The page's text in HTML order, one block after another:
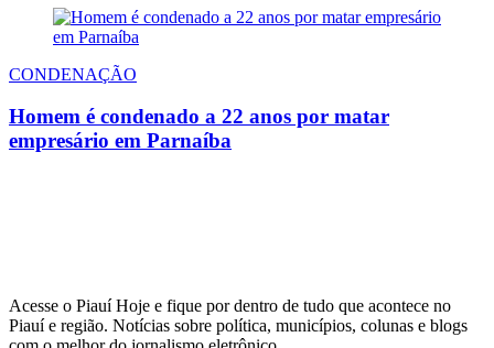
CONDENAÇÃO
Homem é condenado a 22 anos por matar
empresário em Parnaíba
Acesse o Piauí Hoje e fique por dentro de tudo que acontece no
Piauí e região. Notícias sobre política, municípios, colunas e blogs